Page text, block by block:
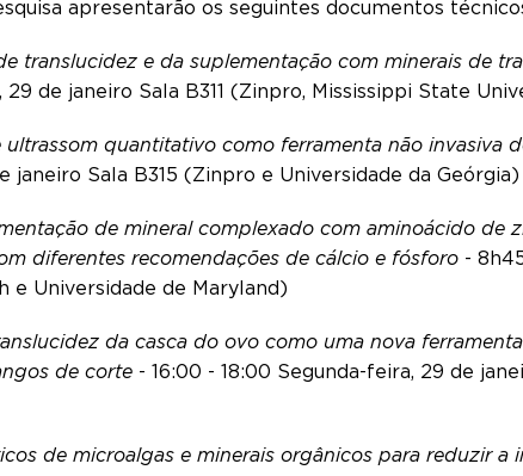
apresentarão os seguintes documentos
translucidez e da suplementação com minerais de
29 de janeiro Sala B311 (Zinpro, Mississippi State
quantitativo como ferramenta não invasiva
janeiro Sala B315 (Zinpro e Universidade da Geórgia)
de mineral complexado com aminoácido de
diferentes recomendações de cálcio e fósforo -
e Universidade de Maryland)
da casca do ovo como uma nova
de corte - 16:00 - 18:00 Segunda-feira, 29 de
de microalgas e minerais orgânicos para reduzir